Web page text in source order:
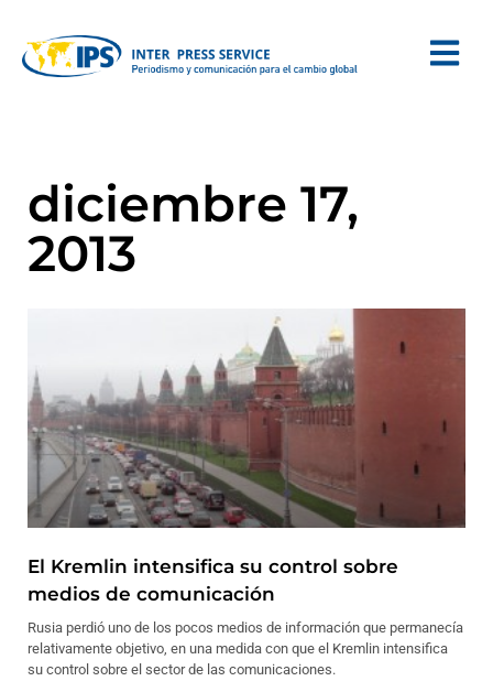
diciembre 17,
2013
El Kremlin intensifica su control sobre
medios de comunicación
Rusia perdió uno de los pocos medios de información que permanecía
relativamente objetivo, en una medida con que el Kremlin intensifica
su control sobre el sector de las comunicaciones.